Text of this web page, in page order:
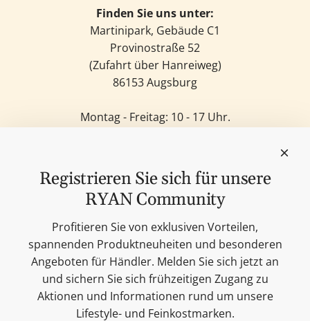
Finden Sie uns unter:
Martinipark, Gebäude C1
Provinostraße 52
(Zufahrt über Hanreiweg)
86153 Augsburg
Montag - Freitag: 10 - 17 Uhr.
Feinkost
Kerzen
Lifestyle & Deko
Unsere Marken
Merchandise
Blog
Suchen
Kontakt
Cookie Einstellungen
Registrieren Sie sich für unsere
RYAN Community
Profitieren Sie von exklusiven Vorteilen,
spannenden Produktneuheiten und besonderen
Angeboten für Händler. Melden Sie sich jetzt an
und sichern Sie sich frühzeitigen Zugang zu
Aktionen und Informationen rund um unsere
Lifestyle- und Feinkostmarken.